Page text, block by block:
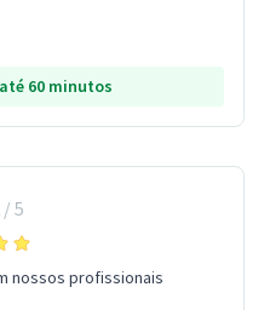
60 minutos
/ 5
nossos profissionais